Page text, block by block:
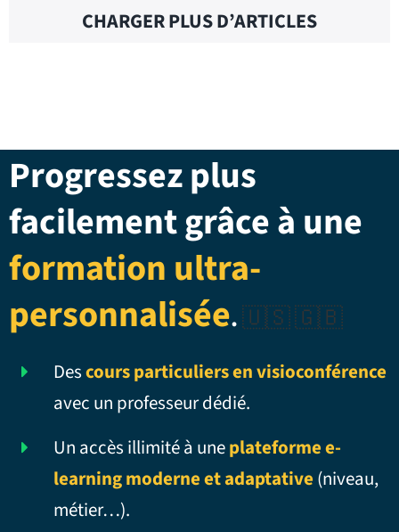
CHARGER PLUS D’ARTICLES
Progressez plus
facilement grâce à une
formation ultra-
personnalisée.🇺🇸 🇬🇧
Descours particuliers en visioconférence
avec un professeur dédié.
Un accès illimité à uneplateforme e-
learning moderne et adaptative (niveau,
métier…).